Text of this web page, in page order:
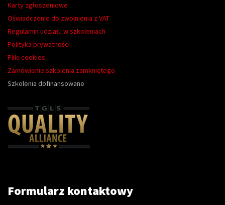
Karty zgłoszeniowe
Oświadczenie do zwolnienia z VAT
Regulamin udziału w szkoleniach
Polityka prywatności
Pliki cookies
Zamówienie szkolenia zamkniętego
Szkolenia dofinansowane
Formularz kontaktowy